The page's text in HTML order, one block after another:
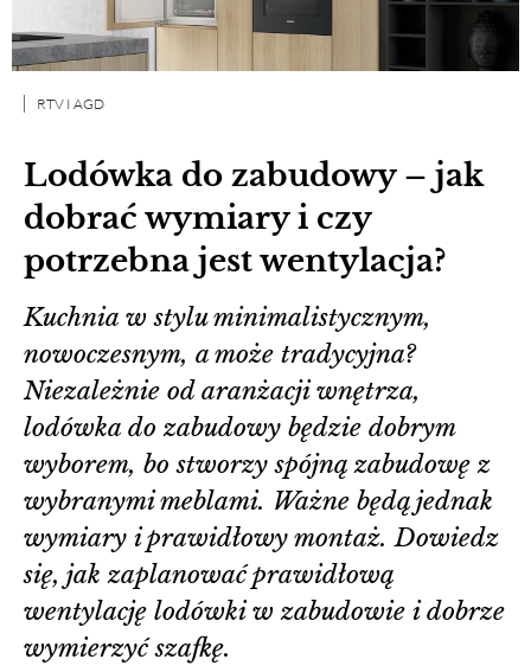
Lodówka do zabudowy – jak
dobrać wymiary i czy
potrzebna jest wentylacja?
RTV I AGD
Kuchnia w stylu minimalistycznym,
nowoczesnym, a może tradycyjna?
Niezależnie od aranżacji wnętrza,
lodówka do zabudowy będzie dobrym
wyborem, bo stworzy spójną zabudowę z
wybranymi meblami. Ważne będą jednak
wymiary i prawidłowy montaż. Dowiedz
się, jak zaplanować prawidłową
wentylację lodówki w zabudowie i dobrze
wymierzyć szafkę.